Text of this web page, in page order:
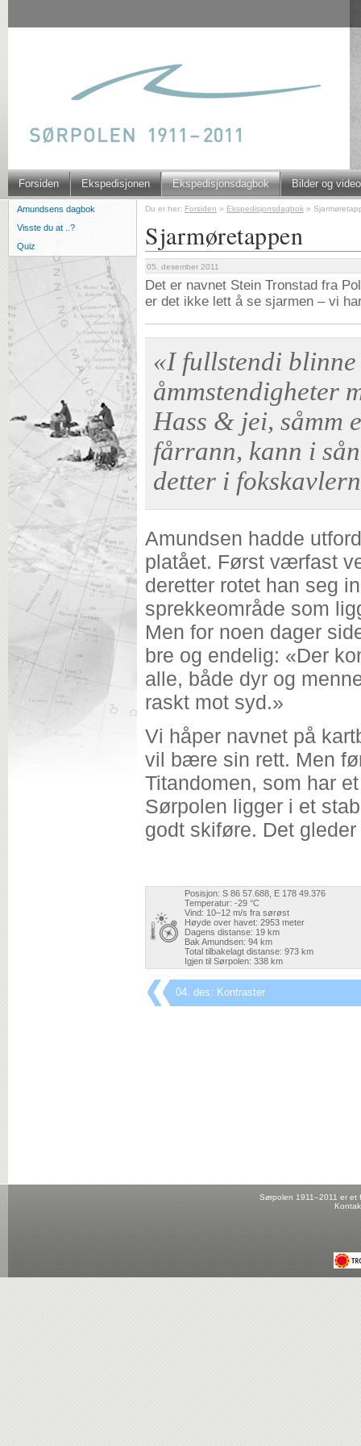
Forsiden Ekspedisjonen Ekspedisjonsdagbok Bilder og video
Amundsens dagbok
Visste du at ..?
Quiz
Du er her: Forsiden » Ekspedisjonsdagbok »
Sjarmøretappen
05. desember 2011
Det er navnet Stein Tronstad fra
er det ikke lett å se sjarmen – vi
«I fullstendi
åmmstendigheter
Hass & jei, såmm
fårrann, kann i
detter i
Amundsen hadde
platået. Først værfast
deretter rotet han seg
sprekkeområde som
Men for noen dager
bre og endelig: «Der
alle, både dyr og
raskt mot syd.»
Vi håper navnet på
vil bære sin rett. Men
Titandomen, som har
Sørpolen ligger i et
godt skiføre. Det
Posisjon: S 86 57.688, E 178 49.376
Temperatur: -29 °C
Vind: 10–12 m/s fra sørøst
Høyde over havet: 2953 meter
Dagens distanse: 19 km
Bak Amundsen: 94 km
Total tilbakelagt distanse: 973 km
Igjen til Sørpolen: 338 km
04. des: Kontraster
Sørpolen 1911–2011 er et